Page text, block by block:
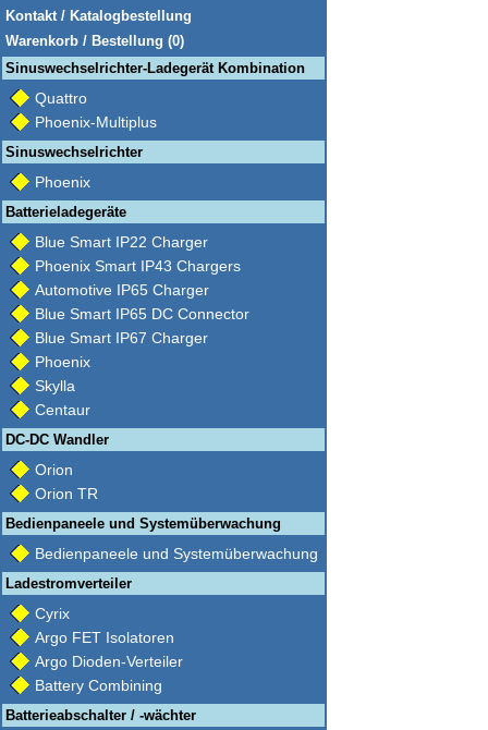
Kontakt / Katalogbestellung
Warenkorb / Bestellung (0)
Sinuswechselrichter-Ladegerät Kombination
Quattro
Phoenix-Multiplus
Sinuswechselrichter
Phoenix
Batterieladegeräte
Blue Smart IP22 Charger
Phoenix Smart IP43 Chargers
Automotive IP65 Charger
Blue Smart IP65 DC Connector
Blue Smart IP67 Charger
Phoenix
Skylla
Centaur
DC-DC Wandler
Orion
Orion TR
Bedienpaneele und Systemüberwachung
Bedienpaneele und Systemüberwachung
Ladestromverteiler
Cyrix
Argo FET Isolatoren
Argo Dioden-Verteiler
Battery Combining
Batterieabschalter / -wächter